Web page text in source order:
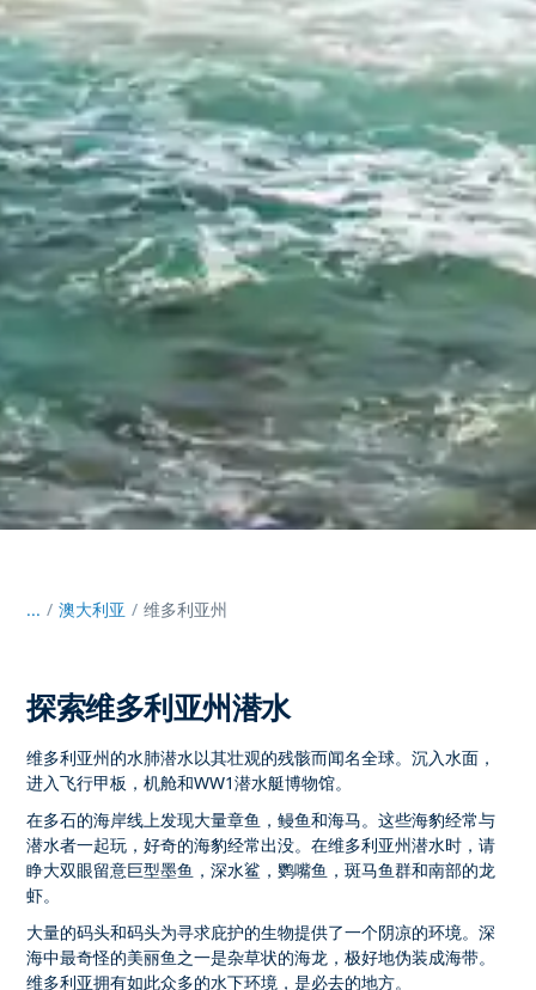
... / 澳大利亚 维多利亚州
探索维多利亚州潜水
维多利亚州的水肺潜水以其壮观的残骸而闻名全球。沉入水面，
进入飞行甲板，机舱和WW1潜水艇博物馆。
在多石的海岸线上发现大量章鱼，鳗鱼和海马。这些海豹经常与
潜水者一起玩，好奇的海豹经常出没。在维多利亚州潜水时，请
睁大双眼留意巨型墨鱼，深水鲨，鹦嘴鱼，斑马鱼群和南部的龙
虾。
大量的码头和码头为寻求庇护的生物提供了一个阴凉的环境。深
海中最奇怪的美丽鱼之一是杂草状的海龙，极好地伪装成海带。
维多利亚拥有如此众多的水下环境，是必去的地方。